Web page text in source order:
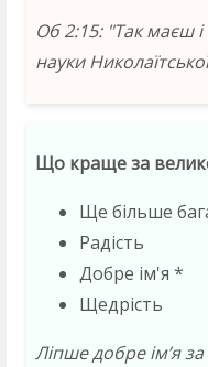
Об 2:15: "Так маєш
науки
Що краще за
Ще більше
Радість
Добре ім'я *
Щедрість
Ліпше добре ім’я